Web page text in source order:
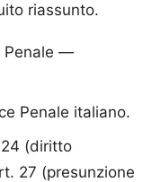
riassunto.
Penale —
Penale italiano.
(diritto
27 (presunzione